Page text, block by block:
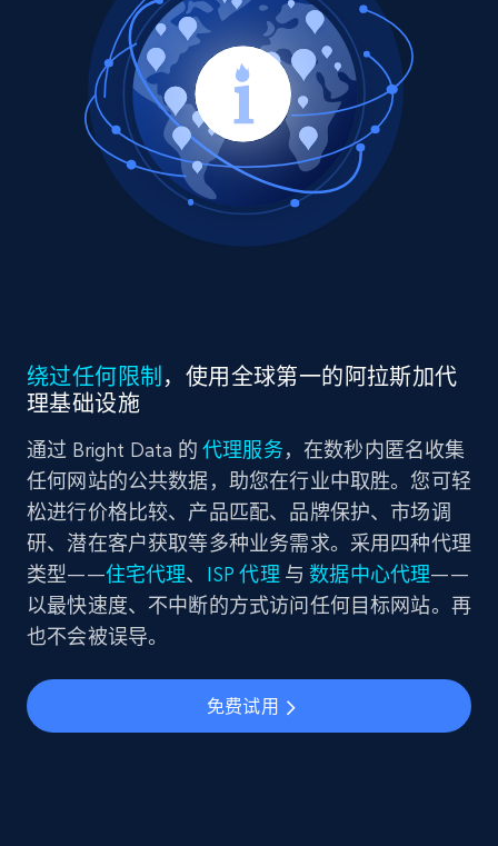
绕过任何限制 ，使用全球第一的阿拉斯加代
理基础设施
通过 Bright Data 的代理服务，在数秒内匿名收集
任何网站的公共数据，助您在行业中取胜。您可轻
松进行价格比较、产品匹配、品牌保护、市场调
研、潜在客户获取等多种业务需求。采用四种代理
类型——住宅代理、 ISP 代理 与 数据中心代理——
以最快速度、不中断的方式访问任何目标网站。再
也不会被误导。
免费试用